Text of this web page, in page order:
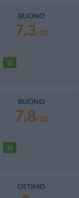
BUONO
7.3/10
SI
BUONO
7.8/10
SI
OTTIMO